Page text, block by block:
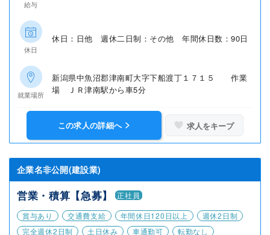
給与
休日
休日：日他 週休二日制：その他 年間休日数：90日
就業場所
新潟県中魚沼郡津南町大字下船渡丁１７１５ 作業
場 ＪＲ津南駅から車5分
この求人の詳細へ 求人をキープ
企業名非公開(建設業)
営業・積算【急募】
正社員
賞与あり
交通費支給 年間休日120日以上
週休2日制
完全週休2日制
土日休み 車通勤可 転勤なし